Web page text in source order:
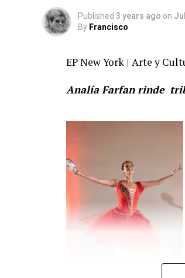
Published 3 years ago on
By Francisco
EP New York | Arte y
Analía Farfan rinde